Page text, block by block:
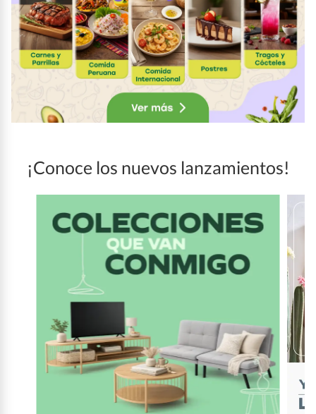
¡Conoce los nuevos lanzamientos!